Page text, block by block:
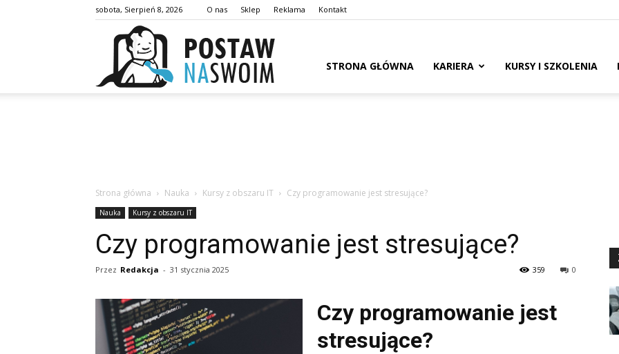
sobota, Sierpień 8, 2026 O nas Sklep Reklama Kontakt
STRONA GŁÓWNA KARIERA KURSY I SZKOLENIA
Strona główna Nauka Kursy z obszaru IT Czy programowanie jest stresujące?
Nauka Kursy z obszaru IT
Czy programowanie jest stresujące?
Przez Redakcja - 31 stycznia 2025 0
359
Czy programowanie jest
stresujące?